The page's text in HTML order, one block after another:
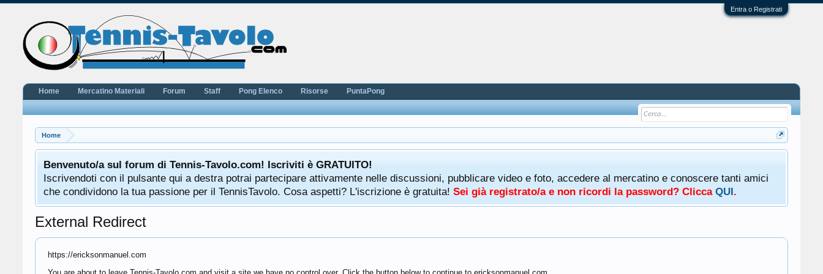
Entra o Registrati
Home
Benvenuto/a sul forum di Tennis-Tavolo.com! Iscriviti è GRATUITO!
Iscrivendoti con il pulsante qui a destra potrai partecipare attivamente nelle discussioni, pubblicare video e foto, accedere al mercatino e conoscere tanti amici
che condividono la tua passione per il TennisTavolo. Cosa aspetti? L'iscrizione è gratuita! Sei già registrato/a e non ricordi la password? Clicca QUI.
External Redirect
https://ericksonmanuel.com
Home Mercatino Materiali Forum Staff Pong Elenco Risorse PuntaPong